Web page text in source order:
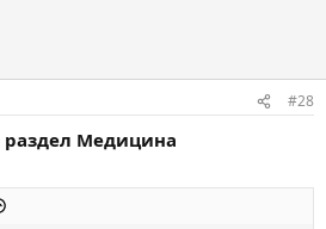
#28
раздел Медицина